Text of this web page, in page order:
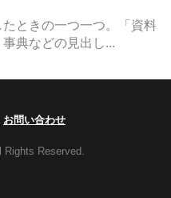
ときの一つ一つ。「資料
典などの見出し...
お問い合わせ
Reserved.